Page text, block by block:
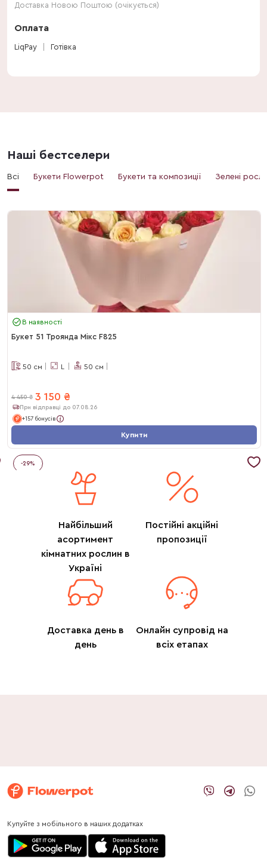
Доставка Новою Поштою (очікується)
Оплата
LiqPay Готівка
Наші бестселери
Всі Букети Flowerpot Букети та композиції Зелені
В наявності
Букет 51 Троянда Мікс F825
50 см L 50 см
4 450 ₴ 3 150 ₴
При відправці до 07.08.26
+157 бонусів
Купити
-29%
Найбільший
асортимент
кімнатних рослин в
Україні
Постійні акційні
пропозиції
Доставка день в
день
Онлайн супровід на
всіх етапах
Купуйте з мобільного в наших додатках